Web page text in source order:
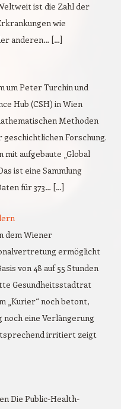
ist die Zahl der
wie
anderen… […]
um Peter Turchin und
Hub (CSH) in Wien
Methoden
geschichtlichen Forschung.
mit aufgebaute „Global
ist eine Sammlung
für 373… […]
dem Wiener
ermöglicht
von 48 auf 55 Stunden
Gesundheitsstadtrat
„Kurier“ noch betont,
eine Verlängerung
irritiert zeigt
Die Public-Health-